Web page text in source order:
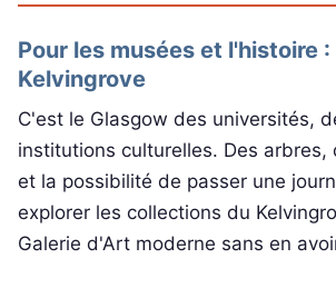
Pour les musées et l'histoire
Kelvingrove
C'est le Glasgow des universités,
institutions culturelles. Des arbres,
et la possibilité de passer une
explorer les collections du
Galerie d'Art moderne sans en